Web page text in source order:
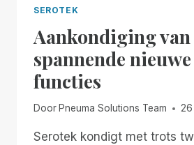
SEROTEK
Aankondiging van
spannende
functies
Door Pneuma Solutions Team 26
Serotek kondigt met trots